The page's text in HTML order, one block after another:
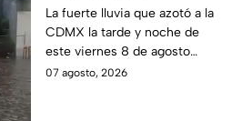
inundaciones en CDMX
HOY viernes 7 de
agosto
La fuerte lluvia que azotó a la
CDMX la tarde y noche de
este viernes 8 de agosto
provocó inundaciones y otras
07 agosto, 2026